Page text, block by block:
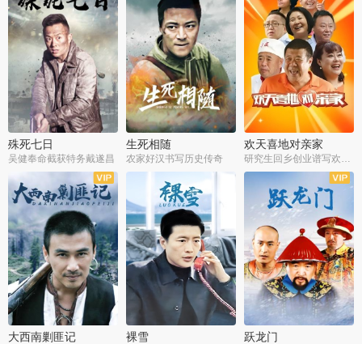
殊死七日
吴健奉命截获特务戴遂昌
生死相随
农家好汉书写历史传奇
欢天喜地对亲家
大西南剿匪记
全21集
裸雪
全30集
跃龙门